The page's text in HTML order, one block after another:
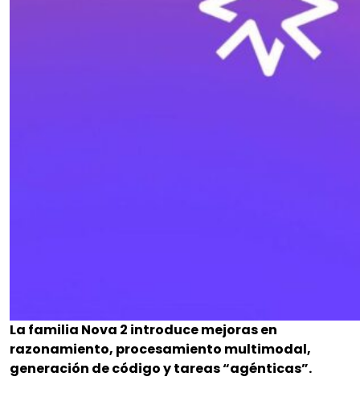
La familia Nova 2 introduce mejoras en
razonamiento, procesamiento multimodal,
generación de código y tareas “agénticas”.